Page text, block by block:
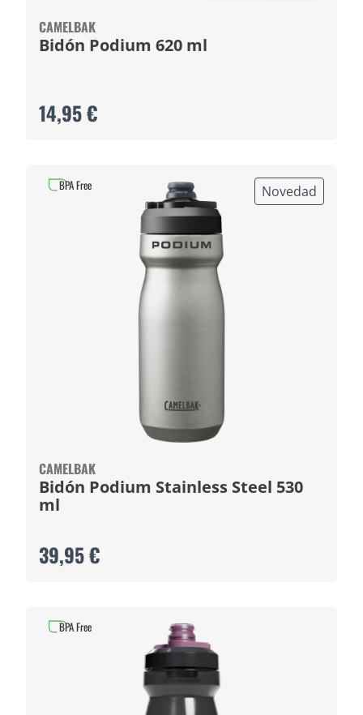
CAMELBAK
Bidón Podium 620 ml
14,95 €
Novedad
CAMELBAK
Bidón Podium Stainless Steel 530
ml
39,95 €
BPA Free
BPA Free